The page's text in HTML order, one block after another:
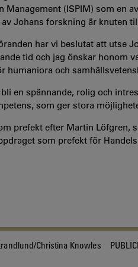
Management (ISPIM) som en
Johans forskning är knuten
har vi beslutat att utse
tid och jag önskar honom
humaniora och
en spännande, rolig och
som ger stora
prefekt efter Martin Löfgren,
som prefekt för
Christina Knowles